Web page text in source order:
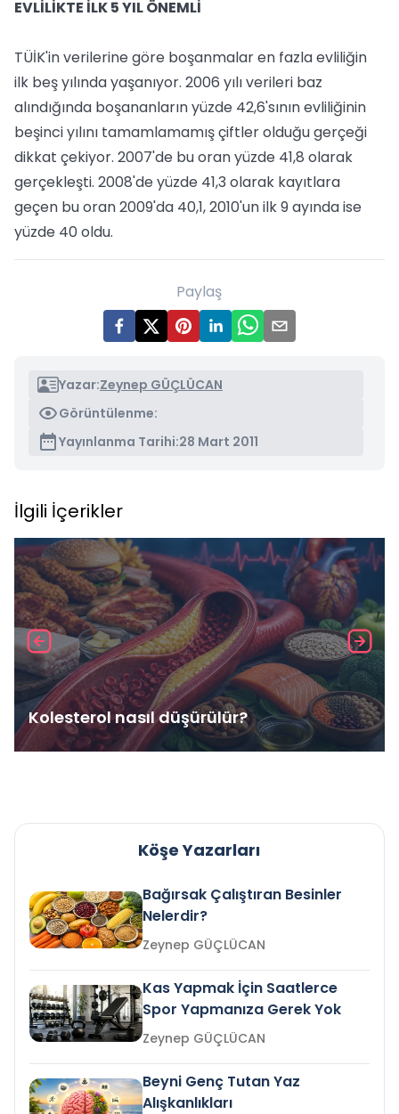
EVLİLİKTE İLK 5 YIL ÖNEMLİ
TÜİK'in verilerine göre boşanmalar en fazla evliliğin
ilk beş yılında yaşanıyor. 2006 yılı verileri baz
alındığında boşananların yüzde 42,6'sının evliliğinin
beşinci yılını tamamlamamış çiftler olduğu gerçeği
dikkat çekiyor. 2007'de bu oran yüzde 41,8 olarak
gerçekleşti. 2008'de yüzde 41,3 olarak kayıtlara
geçen bu oran 2009'da 40,1, 2010'un ilk 9 ayında ise
yüzde 40 oldu.
Paylaş
Yazar:Zeynep GÜÇLÜCAN
Görüntülenme:
Yayınlanma Tarihi:28 Mart 2011
İlgili İçerikler
Kolesterol nasıl düşürülür?
Köşe Yazarları
Bağırsak Çalıştıran Besinler
Nelerdir?
Zeynep GÜÇLÜCAN
Kas Yapmak İçin Saatlerce
Spor Yapmanıza Gerek Yok
Zeynep GÜÇLÜCAN
Beyni Genç Tutan Yaz
Alışkanlıkları